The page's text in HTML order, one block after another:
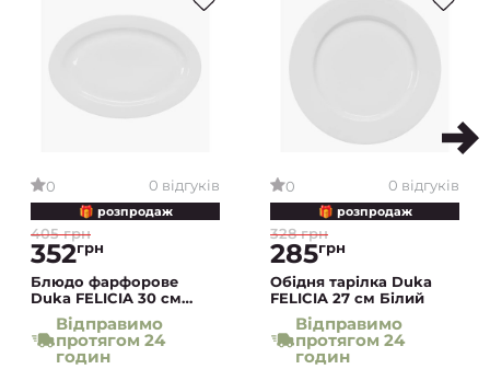
0 0 відгуків
🎁 розпродаж
405 грн
352грн
Блюдо фарфорове
Duka FELICIA 30 см
БілийВідправимо
протягом 24
годин
0 0 відгуків
🎁 розпродаж
328 грн
285грн
Обідня тарілка Duka
FELICIA 27 см Білий
Відправимо
протягом 24
годин